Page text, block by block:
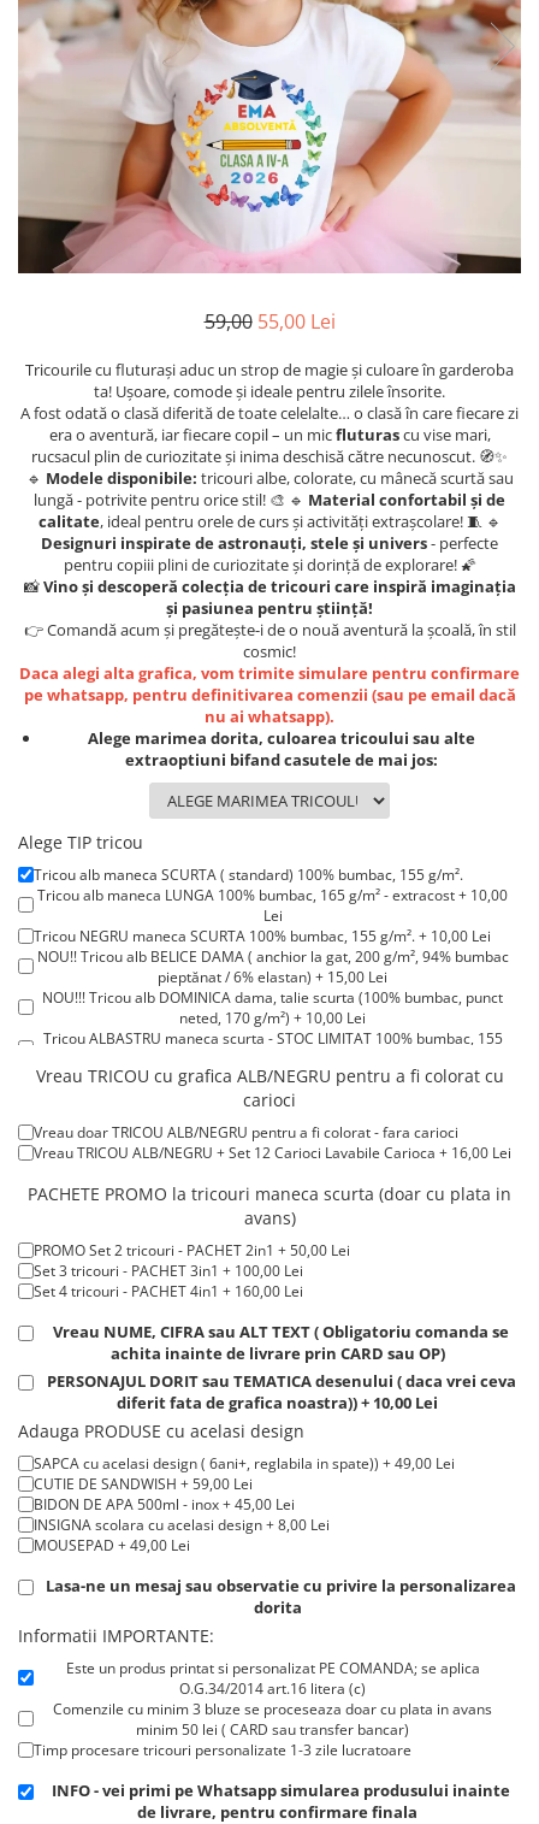
Cadouri barbati
Seturi cadou barbati
Seturi cadou barbati portofel si curea
Ceasuri pentru EL
Cadouri craciun barbati
Cadouri personalizate barbati
Cadouri copii
Caciuli copii
Cadouri copii 1 an
Cadouri craciun copii
Colectia Disney
Sticlă pentru apa Personalizată
Sepci personalizate
Seturi cadou pentru copii KID's Collection
Lenjerii de pat pentru copii
Cadouri Cuplu
Pijamale de dama
Halate si capoate
Halate si pijamale Family
Incaltaminte
Seturi elegante femei
Umbrele
Pijamale de copii
Pijamale BIG SIZE femei
Cadouri ocazii speciale
Tricouri de craciun
Tricouri de cuplu Valentine's Day
Valentine's Day
Cadouri pentru Bunici
Cadouri pentru Nasi si Fini
Cadouri pentru Mama
Cadouri pentru profesori sau absolventi
Cadouri de Paște
Cadouri Traditionale Romanesti
Cadouri pentru CUPLU El & Ea
Cadouri Iubitori de animale
Cadouri GRAVIDE
Cadouri pentru sportivi
Cadouri Colegi, sefi sau angajati
Cadouri pentru Doctori
Cadouri pentru Sfânta Maria
Martisoare
Etichete scolare
Sepci personalizate
Bannere personalizate scoli si gradinite
Caserole personalizate sandwich
Saculeti personalizati
Sticla de apa personalizata
Agende si caiete personalizate
59,00 55,00 Lei
Tricourile cu fluturași aduc un strop de magie și culoare în garderoba
ta! Ușoare, comode și ideale pentru zilele însorite.
A fost odată o clasă diferită de toate celelalte… o clasă în care fiecare zi
era o aventură, iar fiecare copil – un micfluturascu vise mari,
rucsacul plin de curiozitate și inima deschisă către necunoscut. 🧭✨
🔹 Modele disponibile: tricouri albe, colorate, cu mânecă scurtă sau
lungă - potrivite pentru orice stil! 🎨 🔹 Material confortabil și de
calitate, ideal pentru orele de curs și activități extrașcolare! 🧵 🔹
Designuri inspirate de astronauți, stele și univers- perfecte
pentru copiii plini de curiozitate și dorință de explorare! 🌠
📸Vino și descoperă colecția de tricouri care inspiră imaginația
și pasiunea pentru știință!
👉 Comandă acum și pregătește-i de o nouă aventură la școală, în stil
cosmic!
Daca alegi alta grafica, vom trimite simulare pentru confirmare
pe whatsapp, pentru definitivarea comenzii (sau pe email dacă
nu ai whatsapp).
Alege marimea dorita, culoarea tricoului sau alte
extraoptiuni bifand casutele de mai jos:
Alege TIP tricou
Tricou alb maneca SCURTA ( standard) 100% bumbac, 155 g/m².
Tricou alb maneca LUNGA 100% bumbac, 165 g/m² - extracost + 10,00
Lei
Tricou NEGRU maneca SCURTA 100% bumbac, 155 g/m². + 10,00 Lei
NOU!! Tricou alb BELICE DAMA ( anchior la gat, 200 g/m², 94% bumbac
pieptănat / 6% elastan) + 15,00 Lei
NOU!!! Tricou alb DOMINICA dama, talie scurta (100% bumbac, punct
neted, 170 g/m²) + 10,00 Lei
Tricou ALBASTRU maneca scurta - STOC LIMITAT 100% bumbac, 155
Tricou ROSU maneca scurta 100% bumbac, 155 g/m². + 15,00 Lei
Tricou POLO alb maneca SCURTA 200-220 g/m² - marimi COPII + 15,00
Tricou POLO alb maneca LUNGA 200-220 g/m² marimi COPII + 20,00
Lei
- extracost + 20,00 Lei
Vreau TRICOU cu grafica ALB/NEGRU pentru a fi colorat cu
carioci
Vreau doar TRICOU ALB/NEGRU pentru a fi colorat - fara carioci
Vreau TRICOU ALB/NEGRU + Set 12 Carioci Lavabile Carioca + 16,00 Lei
PACHETE PROMO la tricouri maneca scurta (doar cu plata in
avans)
PROMO Set 2 tricouri - PACHET 2in1 + 50,00 Lei
Set 3 tricouri - PACHET 3in1 + 100,00 Lei
Set 4 tricouri - PACHET 4in1 + 160,00 Lei
Vreau NUME, CIFRA sau ALT TEXT ( Obligatoriu comanda se
achita inainte de livrare prin CARD sau OP)
PERSONAJUL DORIT sau TEMATICA desenului ( daca vrei ceva
diferit fata de grafica noastra)) + 10,00 Lei
Adauga PRODUSE cu acelasi design
SAPCA cu acelasi design ( 6ani+, reglabila in spate)) + 49,00 Lei
CUTIE DE SANDWISH + 59,00 Lei
BIDON DE APA 500ml - inox + 45,00 Lei
INSIGNA scolara cu acelasi design + 8,00 Lei
MOUSEPAD + 49,00 Lei
Lasa-ne un mesaj sau observatie cu privire la personalizarea
dorita
Informatii IMPORTANTE:
Este un produs printat si personalizat PE COMANDA; se aplica
O.G.34/2014 art.16 litera (c)
Comenzile cu minim 3 bluze se proceseaza doar cu plata in avans
minim 50 lei ( CARD sau transfer bancar)
Timp procesare tricouri personalizate 1-3 zile lucratoare
INFO - vei primi pe Whatsapp simularea produsului inainte
de livrare, pentru confirmare finala